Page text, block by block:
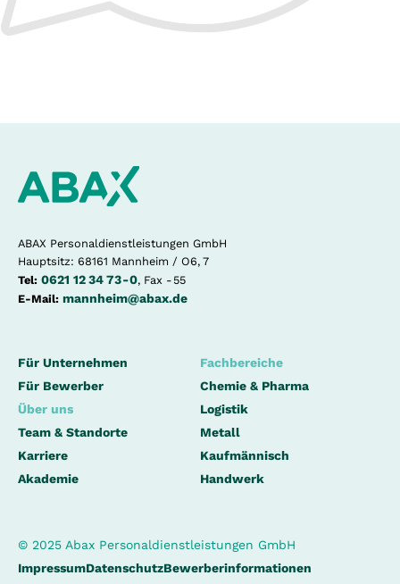
ABAX Personaldienstleistungen GmbH
Hauptsitz: 68161 Mannheim / O6, 7
Tel: 0621 12 34 73 - 0, Fax - 55
E-Mail: mannheim@abax.de
Für Unternehmen
Für Bewerber
Über uns
Team & Standorte
Karriere
Akademie
Fachbereiche
Chemie & Pharma
Logistik
Metall
Kaufmännisch
Handwerk
© 2025 Abax Personaldienstleistungen GmbH
ImpressumDatenschutzBewerberinformationen